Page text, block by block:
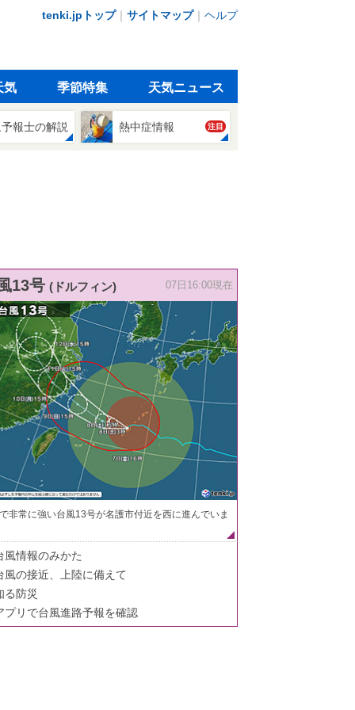
tenki.jpトップ｜ サイトマップ｜ ヘルプ
気 季節特集 天気ニュース
報士の解説 熱中症情報 注目
13号 (ドルフィン) 07日16:00現在
非常に強い台風13号が名護市付近を西に進んでいま
風情報のみかた
風の接近、上陸に備えて
る防災
プリで台風進路予報を確認